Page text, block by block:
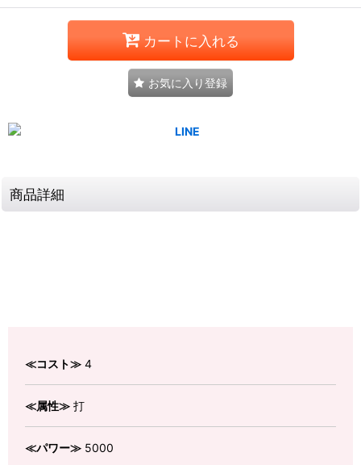
カートに入れる
お気に入り登録
商品詳細
≪コスト≫ 4
≪属性≫ 打
≪パワー≫ 5000